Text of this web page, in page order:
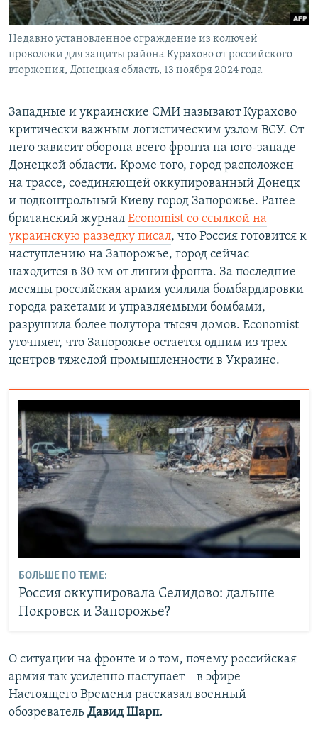
Недавно установленное ограждение из колючей
проволоки для защиты района Курахово от российского
вторжения, Донецкая область, 13 ноября 2024 года
Западные и украинские СМИ называют Курахово
критически важным логистическим узлом ВСУ. От
него зависит оборона всего фронта на юго-западе
Донецкой области. Кроме того, город расположен
на трассе, соединяющей оккупированный Донецк
и подконтрольный Киеву город Запорожье. Ранее
британский журнал Economist со ссылкой на
украинскую разведку писал, что Россия готовится к
наступлению на Запорожье, город сейчас
находится в 30 км от линии фронта. За последние
месяцы российская армия усилила бомбардировки
города ракетами и управляемыми бомбами,
разрушила более полутора тысяч домов. Economist
уточняет, что Запорожье остается одним из трех
центров тяжелой промышленности в Украине.
БОЛЬШЕ ПО ТЕМЕ:
Россия оккупировала Селидово: дальше
Покровск и Запорожье?
О ситуации на фронте и о том, почему российская
армия так усиленно наступает – в эфире
Настоящего Времени рассказал военный
обозреватель Давид Шарп.